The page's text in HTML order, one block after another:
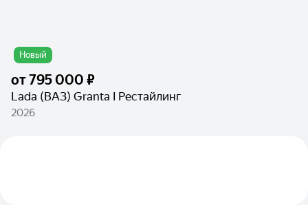
Новый
от795 000 ₽
Lada (ВАЗ) Granta I Рестайлинг
2026